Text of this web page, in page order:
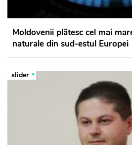
Moldovenii plătesc cel mai
naturale din sud-estul Europei
slider